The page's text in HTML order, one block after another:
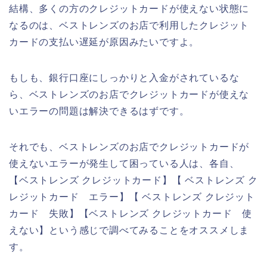
結構、多くの方のクレジットカードが使えない状態に
なるのは、ベストレンズのお店で利用したクレジット
カードの支払い遅延が原因みたいですよ。
もしも、銀行口座にしっかりと入金がされているな
ら、ベストレンズのお店でクレジットカードが使えな
いエラーの問題は解決できるはずです。
それでも、ベストレンズのお店でクレジットカードが
使えないエラーが発生して困っている人は、各自、
【ベストレンズ クレジットカード】【 ベストレンズ ク
レジットカード エラー】【 ベストレンズ クレジット
カード 失敗】【ベストレンズ クレジットカード 使
えない】という感じで調べてみることをオススメしま
す。